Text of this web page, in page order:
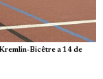
Bicêtre a 14 de